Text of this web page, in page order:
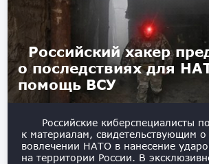
Российский хакер
о последствиях для
помощь ВСУ
Российские киберспециалисты
к материалам, свидетельствующим
вовлечении НАТО в нанесение
на территории России. В